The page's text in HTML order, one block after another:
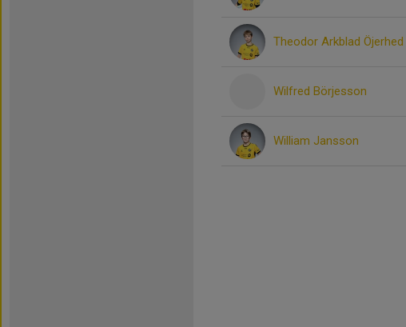
Theodor Arkblad Öjerhed
Wilfred Börjesson
William Jansson